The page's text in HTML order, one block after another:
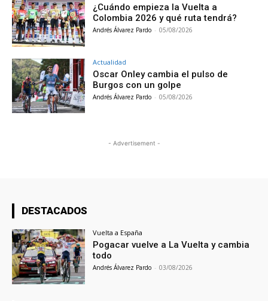
¿Cuándo empieza la Vuelta a
Colombia 2026 y qué ruta tendrá?
Andrés Álvarez Pardo - 05/08/2026
Actualidad
Oscar Onley cambia el pulso de
Burgos con un golpe
Andrés Álvarez Pardo - 05/08/2026
- Advertisement -
DESTACADOS
Vuelta a España
Pogacar vuelve a La Vuelta y cambia
todo
Andrés Álvarez Pardo - 03/08/2026